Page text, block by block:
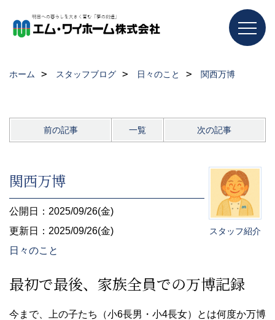
ホーム スタッフブログ 日々のこと 関西万博
前の記事 一覧 次の記事
スタッフ紹介
関西万博
公開日：2025/09/26(金)
更新日：2025/09/26(金)
日々のこと
最初で最後、家族全員での万博記録
今まで、上の子たち（小6長男・小4長女）とは何度か万博